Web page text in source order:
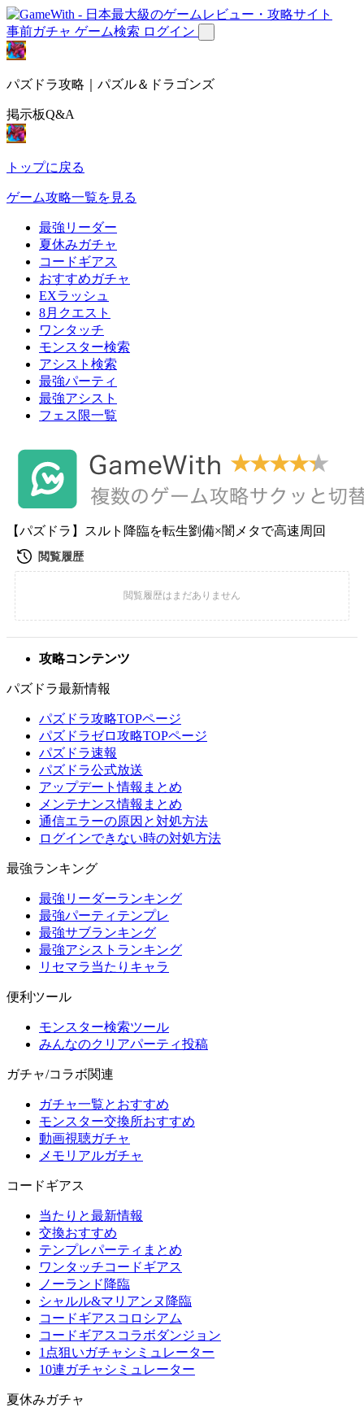
事前ガチャ ゲーム検索 ログイン
パズドラ攻略｜パズル＆ドラゴンズ
掲示板Q&A
トップに戻る
ゲーム攻略一覧を見る
最強リーダー
夏休みガチャ
コードギアス
おすすめガチャ
EXラッシュ
8月クエスト
ワンタッチ
モンスター検索
アシスト検索
最強パーティ
最強アシスト
フェス限一覧
【パズドラ】スルト降臨を転生劉備×闇メタで高速周回
攻略コンテンツ
パズドラ最新情報
パズドラ攻略TOPページ
パズドラゼロ攻略TOPページ
パズドラ速報
パズドラ公式放送
アップデート情報まとめ
メンテナンス情報まとめ
通信エラーの原因と対処方法
ログインできない時の対処方法
最強ランキング
最強リーダーランキング
最強パーティテンプレ
最強サブランキング
最強アシストランキング
リセマラ当たりキャラ
便利ツール
モンスター検索ツール
みんなのクリアパーティ投稿
ガチャ/コラボ関連
ガチャ一覧とおすすめ
モンスター交換所おすすめ
動画視聴ガチャ
メモリアルガチャ
コードギアス
当たりと最新情報
交換おすすめ
テンプレパーティまとめ
ワンタッチコードギアス
ノーランド降臨
シャルル&マリアンヌ降臨
コードギアスコロシアム
コードギアスコラボダンジョン
1点狙いガチャシミュレーター
10連ガチャシミュレーター
夏休みガチャ